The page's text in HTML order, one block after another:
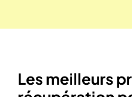
Les meilleurs